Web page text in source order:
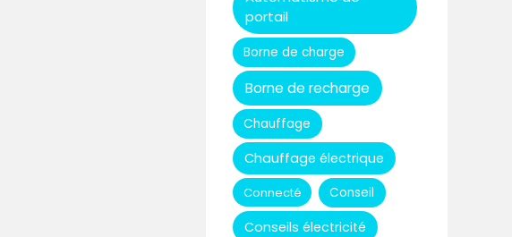
portail
Borne de charge
Borne de recharge
Chauffage
Chauffage électrique
Connecté Conseil
Conseils électricité